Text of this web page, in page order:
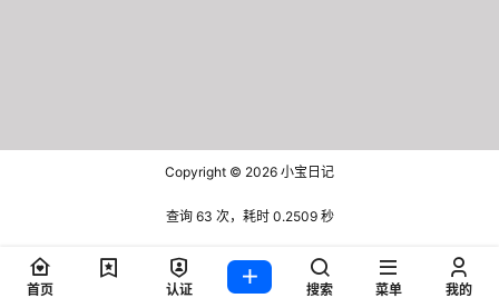
Copyright © 2026 小宝日记
查询 63 次，耗时 0.2509 秒
首页 认证 搜索 菜单 我的